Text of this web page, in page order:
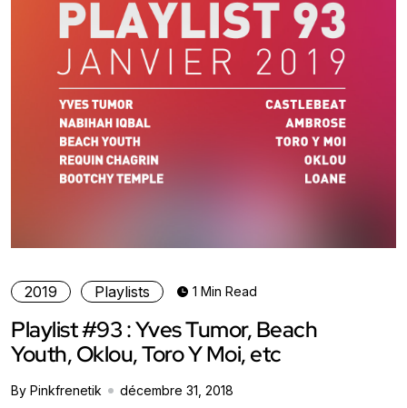
2019 Playlists 1 Min Read
Playlist #93 : Yves Tumor, Beach
Youth, Oklou, Toro Y Moi, etc
By Pinkfrenetik décembre 31, 2018